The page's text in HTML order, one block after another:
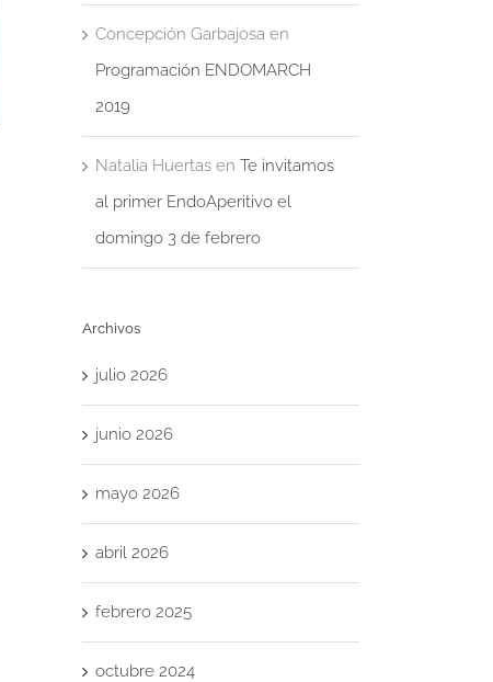
Concepción Garbajosa en
Programación ENDOMARCH
2019
Natalia Huertas en Te invitamos
al primer EndoAperitivo el
domingo 3 de febrero
Archivos
julio 2026
junio 2026
mayo 2026
abril 2026
febrero 2025
octubre 2024